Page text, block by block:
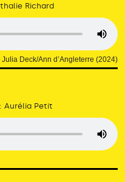
Richard
Deck/Ann d’Angleterre (2024)
Aurélia Petit